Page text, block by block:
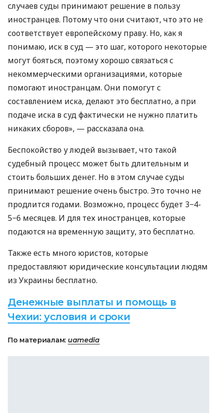
случаев суды принимают решение в пользу
иностранцев. Потому что они считают, что это не
соответствует европейскому праву. Но, как я
понимаю, иск в суд — это шаг, которого некоторые
могут бояться, поэтому хорошо связаться с
некоммерческими организациями, которые
помогают иностранцам. Они помогут с
составлением иска, делают это бесплатно, а при
подаче иска в суд фактически не нужно платить
никаких сборов», — рассказала она.
Беспокойство у людей вызывает, что такой
судебный процесс может быть длительным и
стоить больших денег. Но в этом случае суды
принимают решение очень быстро. Это точно не
продлится годами. Возможно, процесс будет 3−4-
5−6 месяцев. И для тех иностранцев, которые
подаются на временную защиту, это бесплатно.
Также есть много юристов, которые
предоставляют юридические консультации людям
из Украины бесплатно.
Денежные выплаты и помощь в
Чехии: условия и сроки
По материалам: uamedia